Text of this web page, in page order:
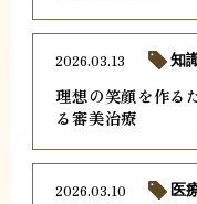
理想の笑顔を作る
る審美治療
2026.03.13 知
2026.03.10 医